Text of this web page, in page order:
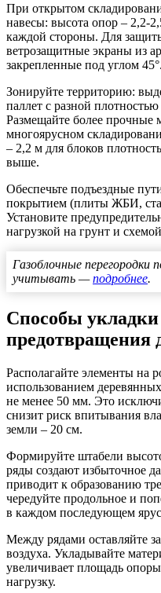
При открытом
навесы: высота опор – 2,2-
каждой стороны. Для
ветрозащитные экраны из
закрепленные под углом 45°.
Зонируйте территорию:
паллет с разной
Размещайте более прочные
многоярусном
– 2,2 м для блоков
выше.
Обеспечьте подъездные
покрытием (плиты ЖБИ,
Установите
нагрузкой на грунт и
Газоблочные
учитывать —подробнее.
Способы укладки
предотвращения
Располагайте элементы на
использованием
не менее 50 мм. Это
снизит риск впитывания
земли – 20 см.
Формируйте штабели
ряды создают избыточное
приводит к образованию
чередуйте продольное и
в каждом последующем
Между рядами оставляйте
воздуха. Укладывайте
увеличивает площадь
нагрузку.